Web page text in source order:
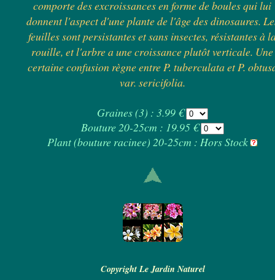
comporte des excroissances en forme de boules qui lui
donnent l'aspect d'une plante de l'âge des dinosaures.
feuilles sont persistantes et sans insectes, résistantes à
rouille, et l'arbre a une croissance plutôt verticale. Une
certaine confusion règne entre P. tuberculata et P.
var. sericifolia.
Graines (3) : 3.99 €
Bouture 20-25cm : 19.95 €
Plant (bouture racinee) 20-25cm : Hors Stock
Copyright Le Jardin Naturel